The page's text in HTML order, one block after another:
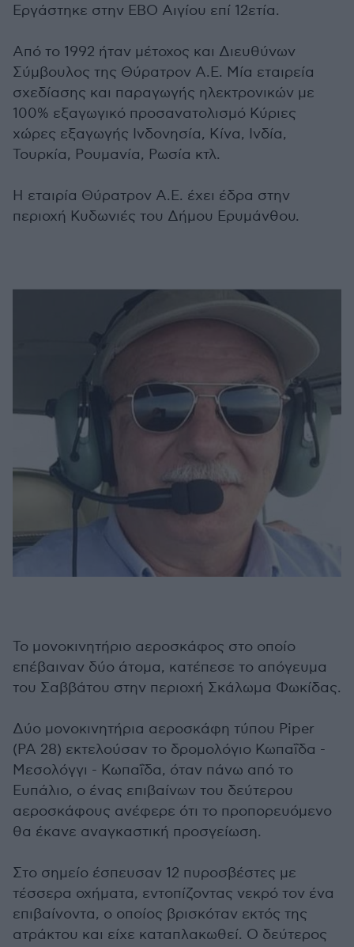
Εργάστηκε στην ΕΒΟ Αιγίου επί 12ετία.
Από το 1992 ήταν μέτοχος και Διευθύνων
Σύμβουλος της Θύρατρον Α.Ε. Μία εταιρεία
σχεδίασης και παραγωγής ηλεκτρονικών με
100% εξαγωγικό προσανατολισμό Κύριες
χώρες εξαγωγής Ινδονησία, Κίνα, Ινδία,
Τουρκία, Ρουμανία, Ρωσία κτλ.
Η εταιρία Θύρατρον Α.Ε. έχει έδρα στην
περιοχή Κυδωνιές του Δήμου Ερυμάνθου.
Το μονοκινητήριο αεροσκάφος στο οποίο
επέβαιναν δύο άτομα, κατέπεσε το απόγευμα
του Σαββάτου στην περιοχή Σκάλωμα Φωκίδας.
Δύο μονοκινητήρια αεροσκάφη τύπου Piper
(PA 28) εκτελούσαν το δρομολόγιο Κωπαΐδα -
Μεσολόγγι - Κωπαΐδα, όταν πάνω από το
Ευπάλιο, ο ένας επιβαίνων του δεύτερου
αεροσκάφους ανέφερε ότι το προπορευόμενο
θα έκανε αναγκαστική προσγείωση.
Στο σημείο έσπευσαν 12 πυροσβέστες με
τέσσερα οχήματα, εντοπίζοντας νεκρό τον ένα
επιβαίνοντα, ο οποίος βρισκόταν εκτός της
ατράκτου και είχε καταπλακωθεί. Ο δεύτερος